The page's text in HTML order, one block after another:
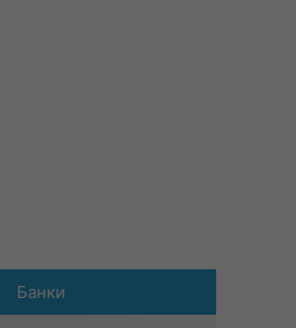
Банки